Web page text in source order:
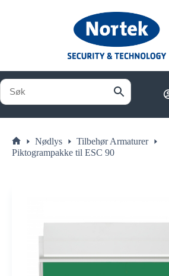
Hjem
Nødlys
Tilbehør Armaturer
Piktogrampakke til ESC 90